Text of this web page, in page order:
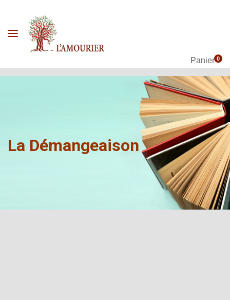
Panier0
La Démangeaison